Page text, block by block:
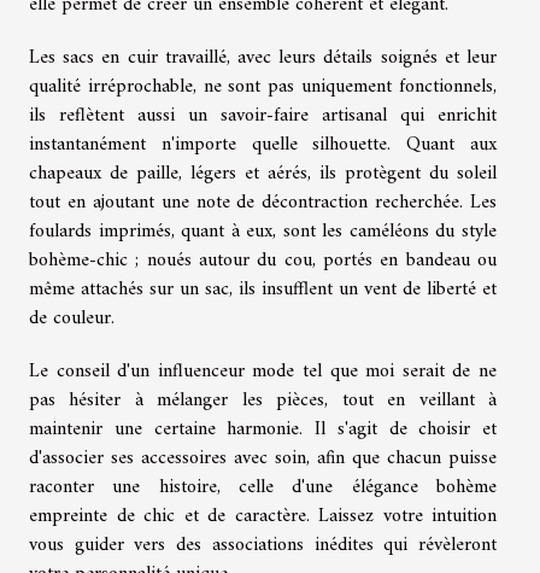
Les sacs en cuir travaillé, avec leurs détails soignés et leur
qualité irréprochable, ne sont pas uniquement fonctionnels,
ils reflètent aussi un savoir-faire artisanal qui enrichit
instantanément n'importe quelle silhouette. Quant aux
chapeaux de paille, légers et aérés, ils protègent du soleil
tout en ajoutant une note de décontraction recherchée. Les
foulards imprimés, quant à eux, sont les caméléons du style
bohème-chic ; noués autour du cou, portés en bandeau ou
même attachés sur un sac, ils insufflent un vent de liberté et
de couleur.
Le conseil d'un influenceur mode tel que moi serait de ne
pas hésiter à mélanger les pièces, tout en veillant à
maintenir une certaine harmonie. Il s'agit de choisir et
d'associer ses accessoires avec soin, afin que chacun puisse
raconter une histoire, celle d'une élégance bohème
empreinte de chic et de caractère. Laissez votre intuition
vous guider vers des associations inédites qui révèleront